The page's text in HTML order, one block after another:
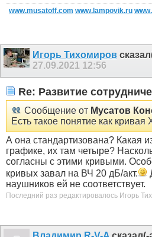
www.musatoff.com www.lampovik.ru
Игорь Тихомиров
27.09.2021 12:56
Re: Развитие
Сообщение от Мусатов
Есть такое понятие как кривая
А она стандартизована? Какая
графике, их там четыре?
согласны с этими кривыми.
кривых завал на ВЧ 20 дБ/акт.
наушников ей не соответствует.
Последний раз редактировалось Игорь